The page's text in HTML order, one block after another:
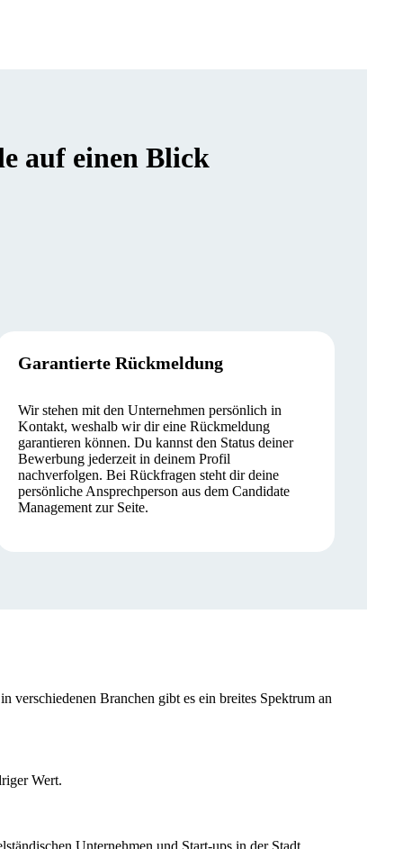
auf einen Blick
Garantierte Rückmeldung
Wir stehen mit den Unternehmen persönlich in
Kontakt, weshalb wir dir eine Rückmeldung
garantieren können. Du kannst den Status deiner
Bewerbung jederzeit in deinem Profil
nachverfolgen. Bei Rückfragen steht dir deine
persönliche Ansprechperson aus dem Candidate
Management zur Seite.
Branchen gibt es ein breites Spektrum an
Wert.